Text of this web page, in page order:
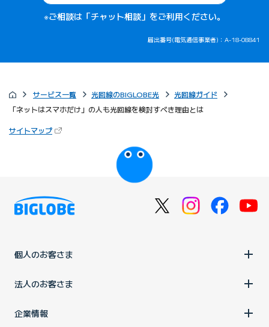
※ご相談は「チャット相談」をご利用ください。
届出番号(電気通信事業者)：A-18-08841
サービス一覧 光回線のBIGLOBE光
光回線ガイド
「ネットはスマホだけ」の人も光回線を検討すべき理由とは
サイトマップ（新しいタブで開きます）
びっぷるのページ
個人のお客さま
法人のお客さま
企業情報